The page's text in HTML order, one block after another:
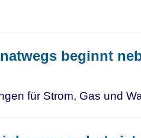
beginnt
für Strom, Gas und